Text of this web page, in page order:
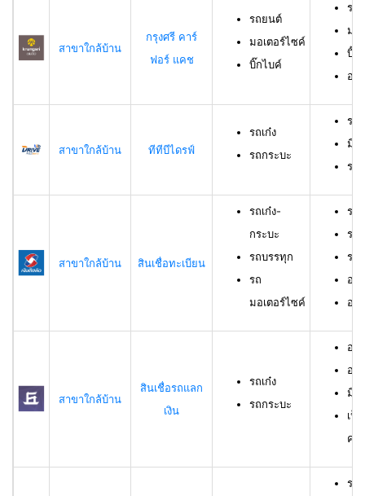
สาขาใกล้บ้าน
กรุงศรี คาร์
ฟอร์ แคช
รถยนต์
มอเตอร์ไซค์
บิ๊กไบค์
รถ
มอ
บิ๊ก
อา
สาขาใกล้บ้าน ทีทีบีไดรฟ์
รถเก๋ง
รถกระบะ
รถ
มีอ
รา
สาขาใกล้บ้าน สินเชื่อทะเบียน
รถเก๋ง-
กระบะ
รถบรรทุก
รถ
มอเตอร์ไซค์
รถ
รถ
รถ
อา
อา
สาขาใกล้บ้าน
สินเชื่อรถแลก
เงิน
รถเก๋ง
รถกระบะ
อา
อา
มีร
เป็
คร
รถ